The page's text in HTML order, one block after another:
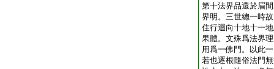
第十法界品還於眉
界明。三世總一時
住行迴向十地十一
果體。文殊爲法界
用爲一佛門。以此
若也逐根隨俗法門